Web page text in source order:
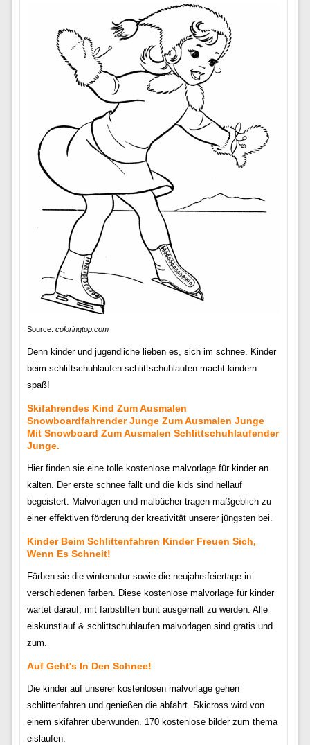
Source: coloringtop.com
Denn kinder und jugendliche lieben es, sich im schnee. Kinder
beim schlittschuhlaufen schlittschuhlaufen macht kindern
spaß!
Skifahrendes Kind Zum Ausmalen
Snowboardfahrender Junge Zum Ausmalen Junge
Mit Snowboard Zum Ausmalen Schlittschuhlaufender
Junge.
Hier finden sie eine tolle kostenlose malvorlage für kinder an
kalten. Der erste schnee fällt und die kids sind hellauf
begeistert. Malvorlagen und malbücher tragen maßgeblich zu
einer effektiven förderung der kreativität unserer jüngsten bei.
Kinder Beim Schlittenfahren Kinder Freuen Sich,
Wenn Es Schneit!
Färben sie die winternatur sowie die neujahrsfeiertage in
verschiedenen farben. Diese kostenlose malvorlage für kinder
wartet darauf, mit farbstiften bunt ausgemalt zu werden. Alle
eiskunstlauf & schlittschuhlaufen malvorlagen sind gratis und
zum.
Auf Geht's In Den Schnee!
Die kinder auf unserer kostenlosen malvorlage gehen
schlittenfahren und genießen die abfahrt. Skicross wird von
einem skifahrer überwunden. 170 kostenlose bilder zum thema
eislaufen.